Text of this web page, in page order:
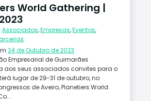
World Gathering |
Associados,Empresas,Eventos,
24 de Outubro de 2023
Empresarial de Guimarães
aos seus associados convites para o
lugar de 29-31 de outubro, no
de Aveiro, Planetiers World